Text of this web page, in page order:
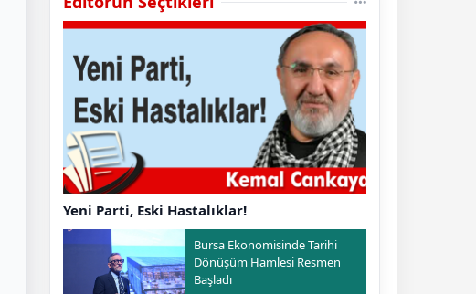
Yeni Parti, Eski Hastalıklar!
Bursa Ekonomisinde Tarihi
Dönüşüm Hamlesi Resmen
Başladı